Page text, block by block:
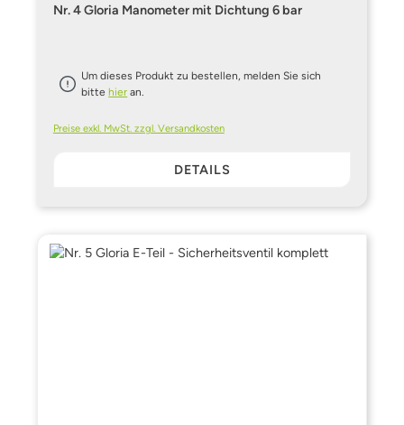
Nr. 4 Gloria Manometer mit Dichtung 6 bar
Um dieses Produkt zu bestellen, melden Sie sich
bitte hier an.
Preise exkl. MwSt. zzgl. Versandkosten
DETAILS